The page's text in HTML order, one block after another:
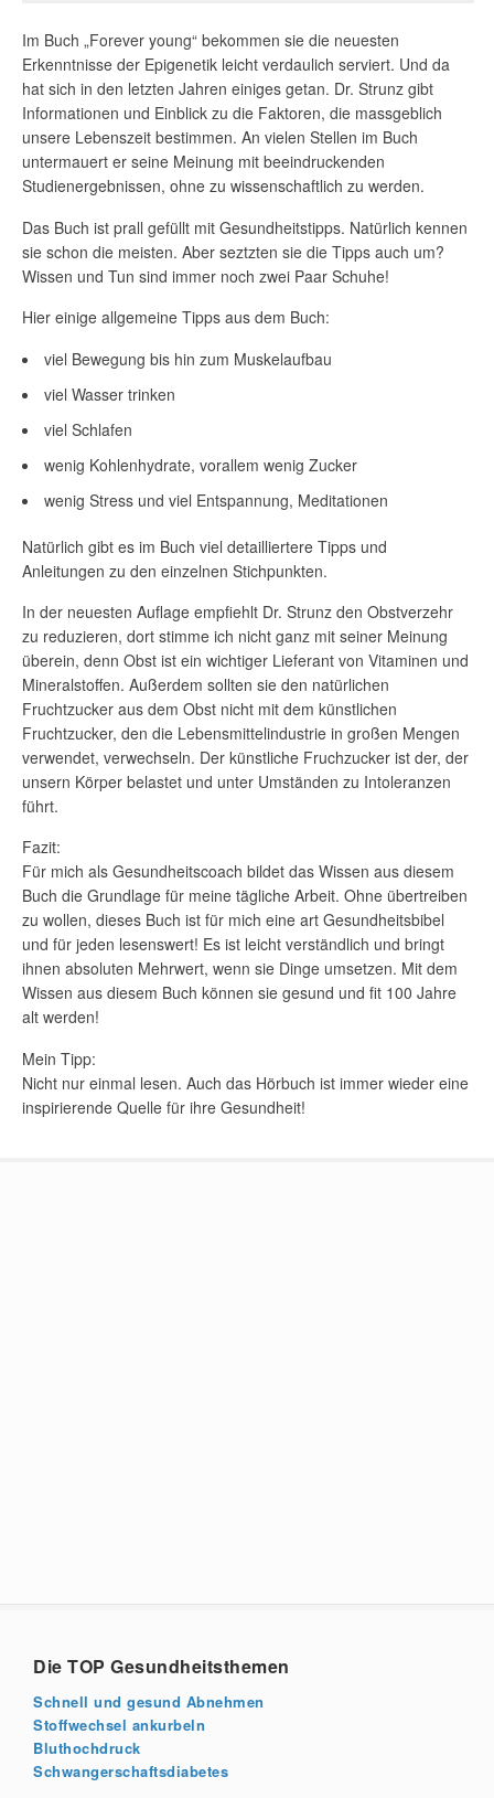
Im Buch „Forever young“ bekommen sie die neuesten
Erkenntnisse der Epigenetik leicht verdaulich serviert. Und da
hat sich in den letzten Jahren einiges getan. Dr. Strunz gibt
Informationen und Einblick zu die Faktoren, die massgeblich
unsere Lebenszeit bestimmen. An vielen Stellen im Buch
untermauert er seine Meinung mit beeindruckenden
Studienergebnissen, ohne zu wissenschaftlich zu werden.
Das Buch ist prall gefüllt mit Gesundheitstipps. Natürlich kennen
sie schon die meisten. Aber seztzten sie die Tipps auch um?
Wissen und Tun sind immer noch zwei Paar Schuhe!
Hier einige allgemeine Tipps aus dem Buch:
viel Bewegung bis hin zum Muskelaufbau
viel Wasser trinken
viel Schlafen
wenig Kohlenhydrate, vorallem wenig Zucker
wenig Stress und viel Entspannung, Meditationen
Natürlich gibt es im Buch viel detailliertere Tipps und
Anleitungen zu den einzelnen Stichpunkten.
In der neuesten Auflage empfiehlt Dr. Strunz den Obstverzehr
zu reduzieren, dort stimme ich nicht ganz mit seiner Meinung
überein, denn Obst ist ein wichtiger Lieferant von Vitaminen und
Mineralstoffen. Außerdem sollten sie den natürlichen
Fruchtzucker aus dem Obst nicht mit dem künstlichen
Fruchtzucker, den die Lebensmittelindustrie in großen Mengen
verwendet, verwechseln. Der künstliche Fruchzucker ist der, der
unsern Körper belastet und unter Umständen zu Intoleranzen
führt.
Fazit:
Für mich als Gesundheitscoach bildet das Wissen aus diesem
Buch die Grundlage für meine tägliche Arbeit. Ohne übertreiben
zu wollen, dieses Buch ist für mich eine art Gesundheitsbibel
und für jeden lesenswert! Es ist leicht verständlich und bringt
ihnen absoluten Mehrwert, wenn sie Dinge umsetzen. Mit dem
Wissen aus diesem Buch können sie gesund und fit 100 Jahre
alt werden!
Mein Tipp:
Nicht nur einmal lesen. Auch das Hörbuch ist immer wieder eine
inspirierende Quelle für ihre Gesundheit!
Die TOP Gesundheitsthemen
Schnell und gesund Abnehmen
Stoffwechsel ankurbeln
Bluthochdruck
Schwangerschaftsdiabetes